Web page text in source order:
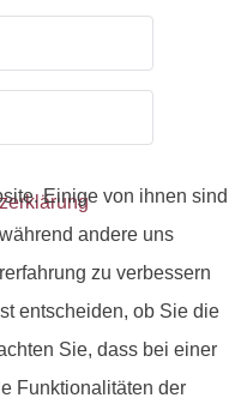
Einige von ihnen sind
andere uns
zu verbessern
entscheiden, ob Sie die
Sie, dass bei einer
Funktionalitäten der